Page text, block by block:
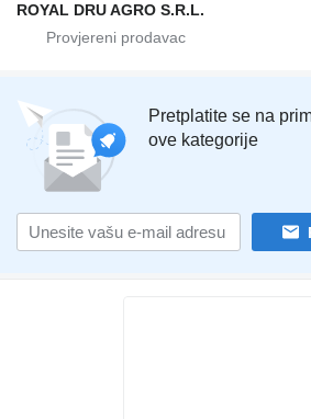
ROYAL DRU AGRO S.R.L.
Pretplatite se na
ove kategorije